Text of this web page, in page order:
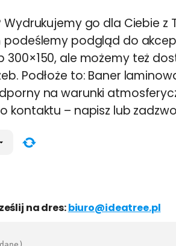
go dla Ciebie z
podeślemy podgląd do
300×150, ale możemy też
Podłoże to: Baner
na warunki
kontaktu – napisz lub
na dres:biuro@ideatree.pl